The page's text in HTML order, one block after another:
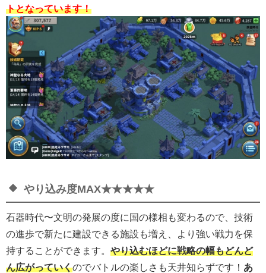
トとなっています！
やり込み度MAX★★★★★
石器時代〜文明の発展の度に国の様相も変わるので、技術
の進歩で新たに建設できる施設も増え、より強い戦力を保
持することができます。 やり込むほどに戦略の幅もどんど
ん広がっていくのでバトルの楽しさも天井知らずです！ あ